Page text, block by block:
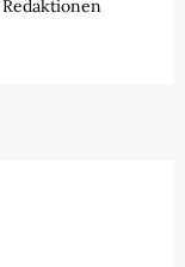
Redaktionen